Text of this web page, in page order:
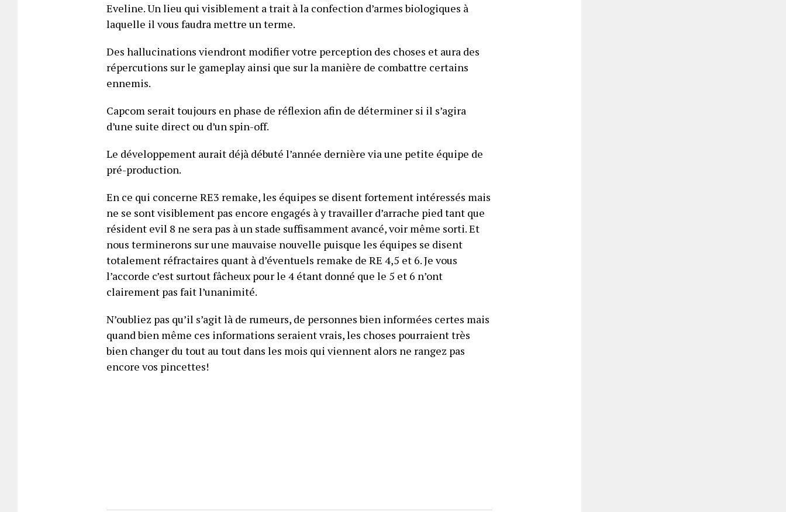
Eveline. Un lieu qui visiblement a trait à la confection d’armes biologiques à
laquelle il vous faudra mettre un terme.
Des hallucinations viendront modifier votre perception des choses et aura des
répercutions sur le gameplay ainsi que sur la manière de combattre certains
ennemis.
Capcom serait toujours en phase de réflexion afin de déterminer si il s’agira
d’une suite direct ou d’un spin-off.
Le développement aurait déjà débuté l’année dernière via une petite équipe de
pré-production.
En ce qui concerne RE3 remake, les équipes se disent fortement intéressés mais
ne se sont visiblement pas encore engagés à y travailler d’arrache pied tant que
résident evil 8 ne sera pas à un stade suffisamment avancé, voir même sorti. Et
nous terminerons sur une mauvaise nouvelle puisque les équipes se disent
totalement réfractaires quant à d’éventuels remake de RE 4,5 et 6. Je vous
l’accorde c’est surtout fâcheux pour le 4 étant donné que le 5 et 6 n’ont
clairement pas fait l’unanimité.
N’oubliez pas qu’il s’agit là de rumeurs, de personnes bien informées certes mais
quand bien même ces informations seraient vrais, les choses pourraient très
bien changer du tout au tout dans les mois qui viennent alors ne rangez pas
encore vos pincettes!